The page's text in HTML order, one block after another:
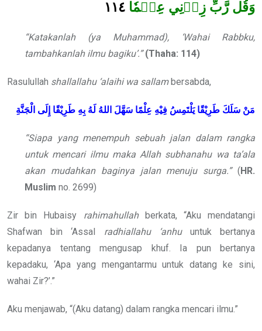
وَقُل رَّبِّ زِدۡنِي عِلۡمٗا
“Katakanlah (ya Muhammad), ‘Wahai Rabbku,
tambahkanlah ilmu bagiku’.”(Thaha: 114)
Rasulullah shallallahu ‘alaihi wa sallambersabda,
مَنْ سَلَكَ طَرِيْقًا يَلْتَمِسُ فِيْهِ عِلْمًا سَهَّلَ اللهُ لَهُ بِهِ طَرِيْقًا إِلَى الْجَنَّةِ
“Siapa yang menempuh sebuah jalan dalam rangka
untuk mencari ilmu maka Allah subhanahu wa ta’ala
akan mudahkan baginya jalan menuju surga.” (HR.
Muslim no. 2699)
Zir bin Hubaisy rahimahullahberkata, “Aku mendatangi
Shafwan bin ‘Assal radhiallahu ‘anhuuntuk bertanya
kepadanya tentang mengusap khuf. Ia pun bertanya
kepadaku, ‘Apa yang mengantarmu untuk datang ke sini,
wahai Zir?’.”
Aku menjawab, “(Aku datang) dalam rangka mencari ilmu.”